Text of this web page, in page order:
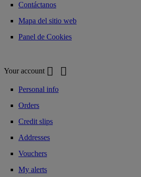
Contáctanos
Mapa del sitio web
Panel de Cookies
Your account  
Personal info
Orders
Credit slips
Addresses
Vouchers
My alerts